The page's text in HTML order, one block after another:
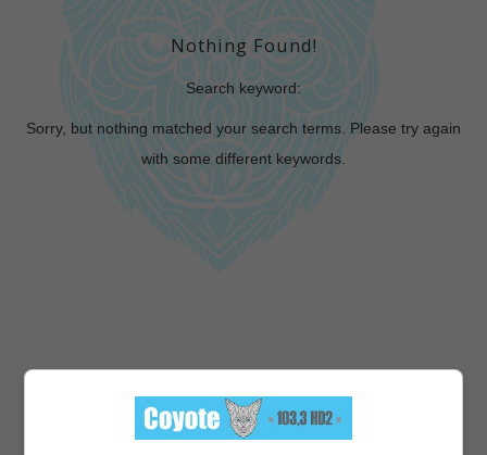
Nothing Found!
Search keyword:
Sorry, but nothing matched your search terms. Please try again
with some different keywords.